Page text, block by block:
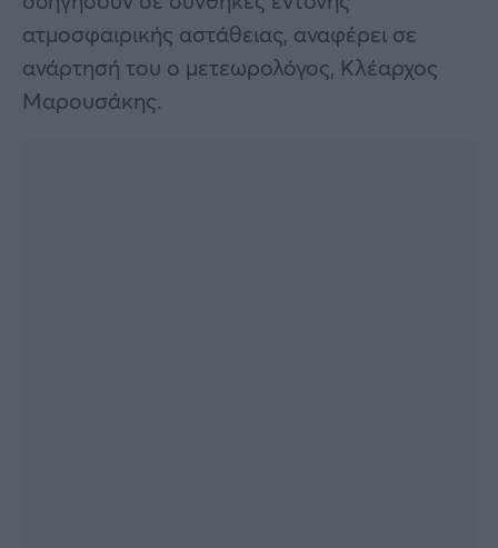
ατμοσφαιρικής αστάθειας, αναφέρει σε
ανάρτησή του ο μετεωρολόγος, Κλέαρχος
Μαρουσάκης.